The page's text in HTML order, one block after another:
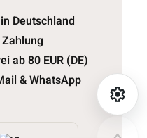
Deutschland
ab 80 EUR (DE)
& WhatsApp
settings